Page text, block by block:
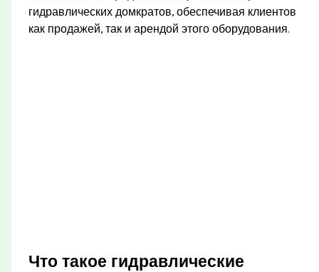
гидравлических домкратов, обеспечивая клиентов
как продажей, так и арендой этого оборудования.
Что такое гидравлические